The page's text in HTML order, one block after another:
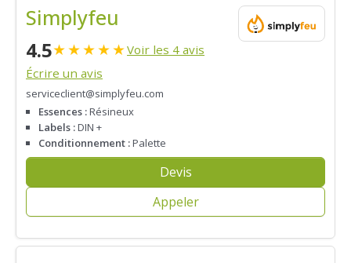
Simplyfeu
4.5★★★★★Voir les 4 avis
Écrire un avis
serviceclient@simplyfeu.com
Essences :Résineux
Labels :DIN +
Conditionnement :Palette
Devis
Appeler